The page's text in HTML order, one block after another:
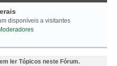
disponíveis a visitantes
ler Tópicos neste Fórum.